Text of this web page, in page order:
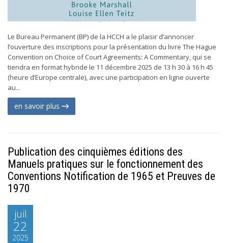
Le Bureau Permanent (BP) de la HCCH a le plaisir d’annoncer
l’ouverture des inscriptions pour la présentation du livre The Hague
Convention on Choice of Court Agreements: A Commentary, qui se
tiendra en format hybride le 11 décembre 2025 de 13 h 30 à 16 h 45
(heure d’Europe centrale), avec une participation en ligne ouverte
au...
en savoir plus
Publication des cinquièmes éditions des
Manuels pratiques sur le fonctionnement des
Conventions Notification de 1965 et Preuves de
1970
juil
22
2025